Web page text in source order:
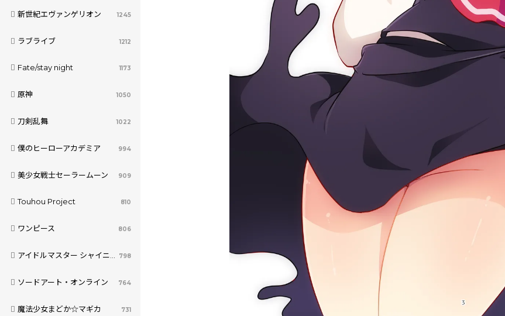
新世紀エヴァンゲリオン 1245
ラブライブ 1212
Fate/stay night 1173
原神 1050
刀剣乱舞 1022
僕のヒーローアカデミア 994
美少女戦士セーラームーン 909
Touhou Project 810
ワンピース 806
アイドルマスター シャイニーカラーズ 798
ソードアート・オンライン 764
魔法少女まどか☆マギカ 731